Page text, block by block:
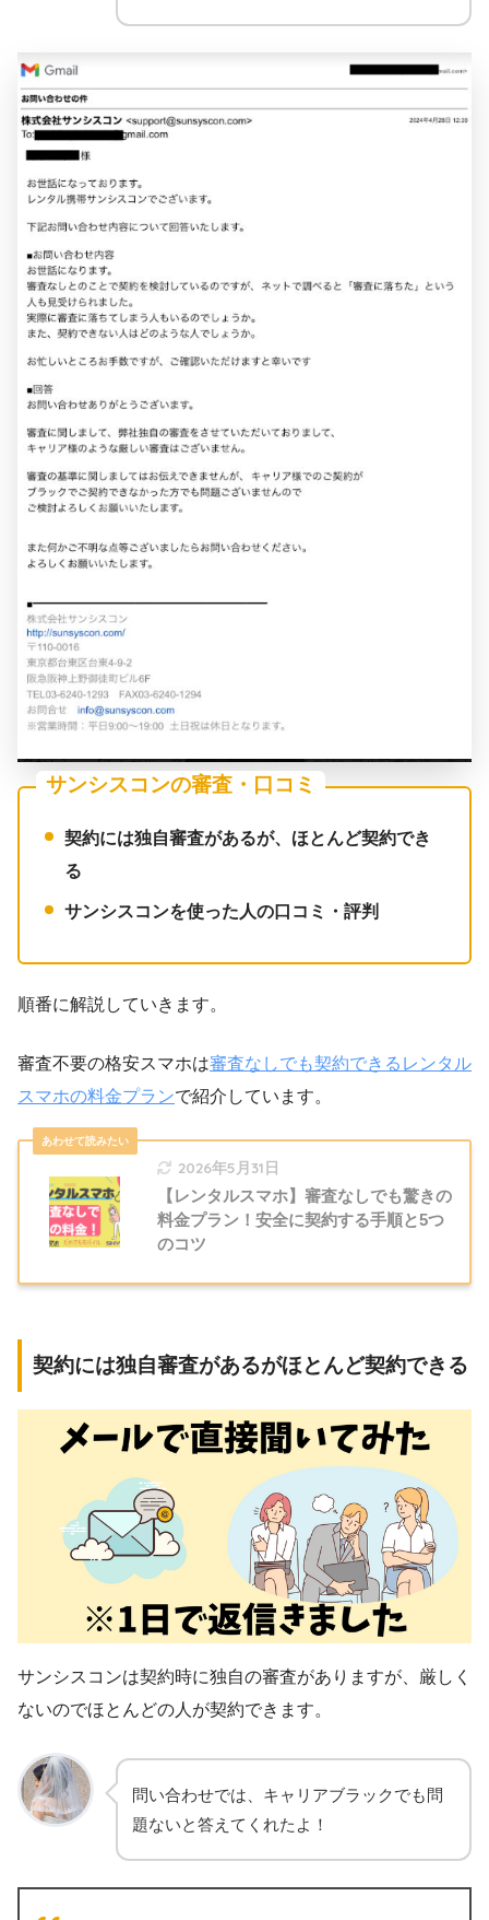
サンシスコンの審査・口コミ
契約には独自審査があるが、ほとんど契約でき
る
サンシスコンを使った人の口コミ・評判
順番に解説していきます。
審査不要の格安スマホは審査なしでも契約できるレンタル
スマホの料金プランで紹介しています。
2026年5月31日
【レンタルスマホ】審査なしでも驚きの
料金プラン！安全に契約する手順と5つ
のコツ
契約には独自審査があるがほとんど契約できる
サンシスコンは契約時に独自の審査がありますが、厳しく
ないのでほとんどの人が契約できます。
問い合わせでは、キャリアブラックでも問
題ないと答えてくれたよ！